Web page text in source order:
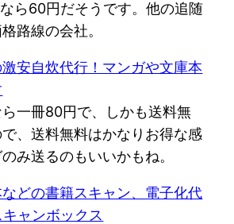
ら60円だそうです。他の追随
路線の会社。
安自炊代行！マンガや文庫本
一冊80円で、しかも送料無
、送料無料はかなりお得な感
み送るのもいいかもね。
どの書籍スキャン、電子化代
ャンボックス